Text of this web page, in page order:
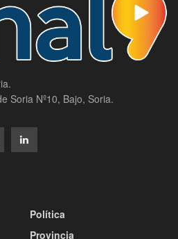
Soria Nº10, Bajo, Soria.
Política
Provincia